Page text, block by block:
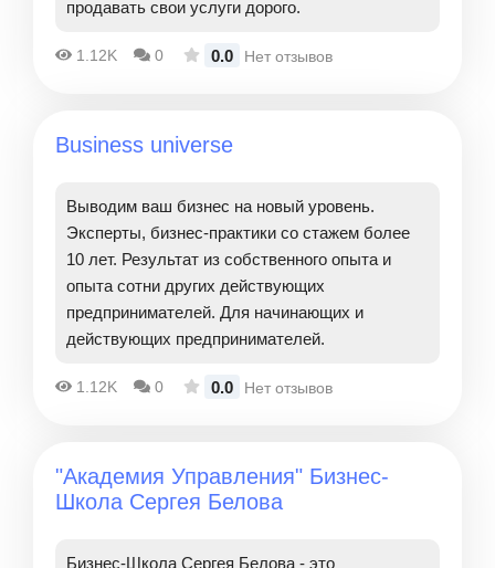
продавать свои услуги дорого.
1.12K 0 0.0 Нет отзывов
Business universe
Выводим ваш бизнес на новый уровень.
Эксперты, бизнес-практики со стажем более
10 лет. Результат из собственного опыта и
опыта сотни других действующих
предпринимателей. Для начинающих и
действующих предпринимателей.
1.12K 0 0.0 Нет отзывов
"Академия Управления" Бизнес-
Школа Сергея Белова
Бизнес-Школа Сергея Белова - это